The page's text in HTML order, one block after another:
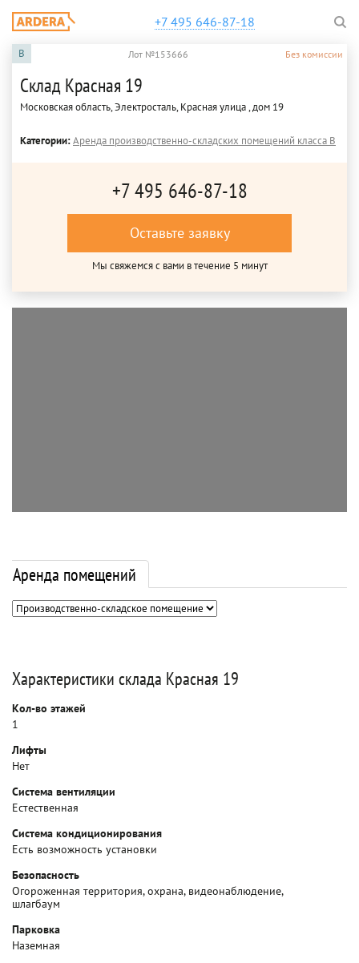
+7 495 646-87-18
B Лот №153666 Без комиссии
Склад Красная 19
Московская область, Электросталь, Красная улица , дом 19
Категории:Аренда производственно-складских помещений класса B
+7 495 646-87-18
Оставьте заявку
Мы свяжемся с вами в течение 5 минут
Аренда помещений
Характеристики склада Красная 19
Кол-во этажей
1
Лифты
Нет
Система вентиляции
Естественная
Система кондиционирования
Есть возможность установки
Безопасность
Огороженная территория, охрана, видеонаблюдение,
шлагбаум
Парковка
Наземная